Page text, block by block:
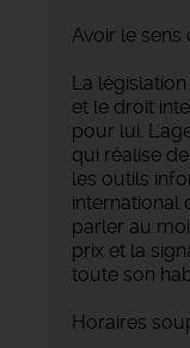
Avoir le
La
et le droit
pour lui.
qui réalise
les outils
international
parler au
prix et la
toute son
Horaires